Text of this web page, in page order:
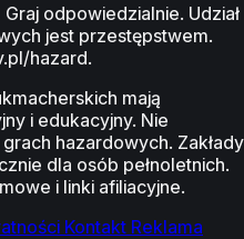
Graj odpowiedzialnie. Udział
jest przestępstwem.
hazard.
mają
i edukacyjny. Nie
hazardowych. Zakłady
dla osób pełnoletnich.
i linki afiliacyjne.
Kontakt Reklama